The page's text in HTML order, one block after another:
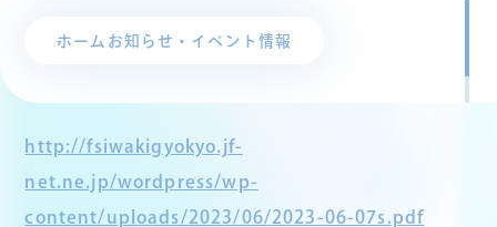
ホーム お知らせ・イベント情報
http://fsiwakigyokyo.jf-
net.ne.jp/wordpress/wp-
content/uploads/2023/06/2023-06-07s.pdf